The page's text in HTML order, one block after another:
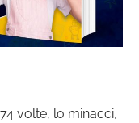
volte, lo minacci,